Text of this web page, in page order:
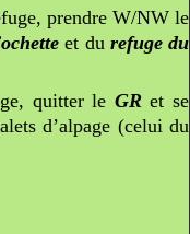
prendre W/NW le
et du refuge du
quitter le GRet se
d’alpage (celui du